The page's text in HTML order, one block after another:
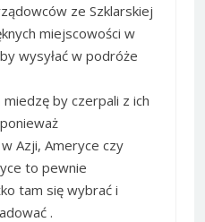
ze Szklarskiej
miejscowości w
wysyłać w podróże
by czerpali z ich
Azji, Ameryce czy
to pewnie
tam się wybrać i
.